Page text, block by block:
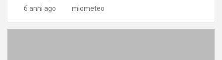
6 anni ago miometeo